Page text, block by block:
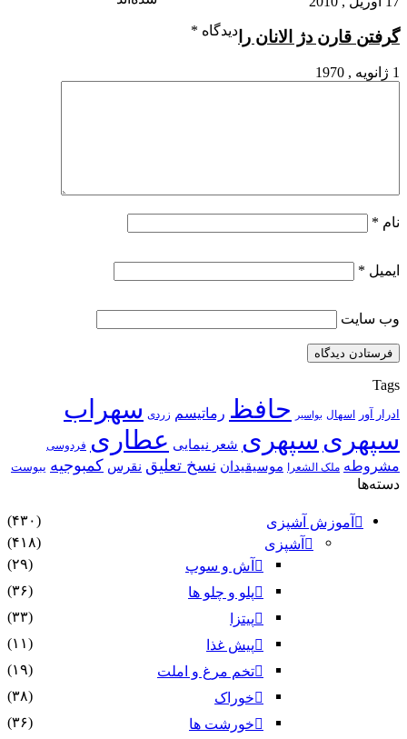
گرفتن قارن دژ الانان را
1 ژانویه , 1970
دیدگاه *
نام *
ایمیل *
وب‌ سایت
Tags
ادرار آور اسهال بواسیر حافظ رماتیسم زردی سهراب
سپهری سپهری شعر نیمایی عطاری فردوسی
مشروطه ملک الشعرا موسیقیدان نسخ تعلیق نقرس کمبوجیه یبوست
دسته‌ها
آموزش آشپزی
(۴۳۰)
آشپزی
(۴۱۸)
آش و سوپ
(۲۹)
پلو و چلو ها
(۳۶)
پیتزا
(۳۳)
پیش غذا
(۱۱)
تخم مرغ و املت
(۱۹)
خوراک
(۳۸)
خورشت ها
(۳۶)